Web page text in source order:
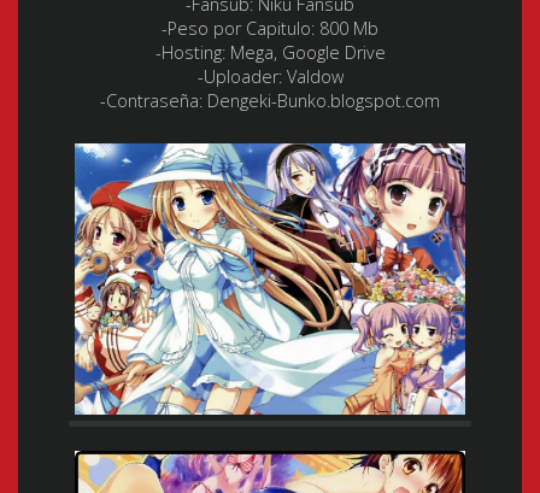
-Peso por Capitulo: 800 Mb
-Hosting: Mega, Google Drive
-Uploader: Valdow
-Contraseña: Dengeki-Bunko.blogspot.com